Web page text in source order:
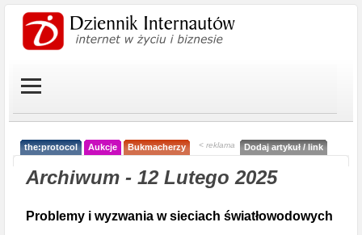
the:protocol Aukcje Bukmacherzy < reklama Dodaj artykuł / link
Archiwum - 12 Lutego 2025
Problemy i wyzwania w sieciach światłowodowych